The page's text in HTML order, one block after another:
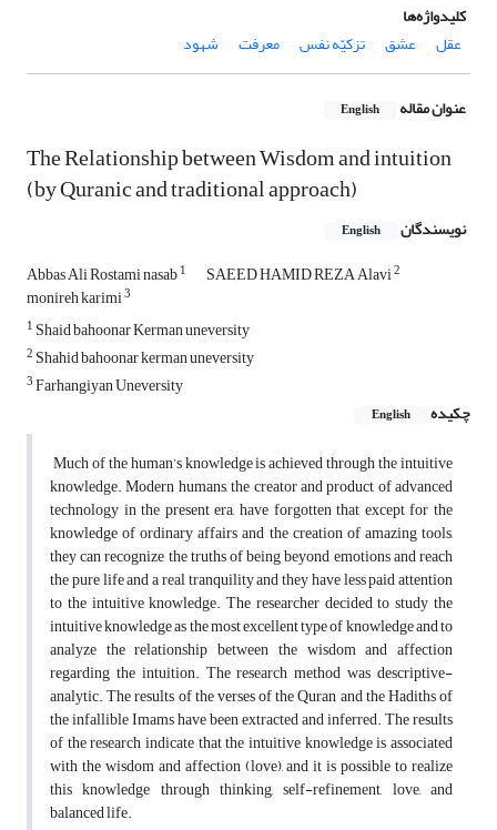
کلیدواژه‌ها
عقل
عشق تزکیّه نفس معرفت شهود
عنوان مقاله English
The Relationship between Wisdom and intuition
(by Quranic and traditional approach)
نویسندگان English
Abbas Ali Rostami nasab1 SAEED HAMID REZA Alavi2
monireh karimi3
1 Shaid bahoonar Kerman uneversity
2 Shahid bahoonar kerman uneversity
3Farhangiyan Uneversity
چکیده
English
Much of the human’s knowledge is achieved through the intuitive
knowledge. Modern humans, the creator and product of advanced
technology in the present era, have forgotten that except for the
knowledge of ordinary affairs and the creation of amazing tools,
they can recognize the truths of being beyond emotions and reach
the pure life and a real tranquility and they have less paid attention
to the intuitive knowledge. The researcher decided to study the
intuitive knowledge as the most excellent type of knowledge and to
analyze the relationship between the wisdom and affection
regarding the intuition. The research method was descriptive-
analytic. The results of the verses of the Quran and the Hadiths of
the infallible Imams have been extracted and inferred. The results
of the research indicate that the intuitive knowledge is associated
with the wisdom and affection (love), and it is possible to realize
this knowledge through thinking, self-refinement, love, and
balanced life.